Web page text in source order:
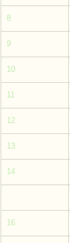
8
9
10
11
12
13
14
16